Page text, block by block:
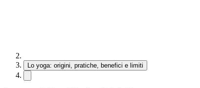
Lo yoga: origini, pratiche, benefici e limiti